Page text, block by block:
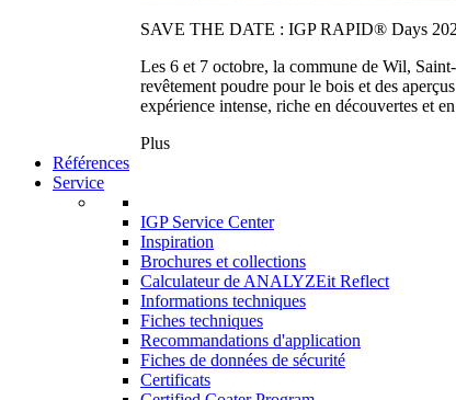
SAVE THE DATE : IGP RAPID® Days
Les 6 et 7 octobre, la commune de Wil,
revêtement poudre pour le bois et des
expérience intense, riche en découvertes et
Plus
Références
Service
IGP Service Center
Inspiration
Brochures et collections
Calculateur de ANALYZEit Reflect
Informations techniques
Fiches techniques
Recommandations d'application
Fiches de données de sécurité
Certificats